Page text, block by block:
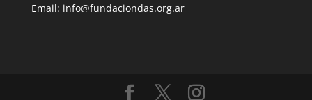
Email: info@fundaciondas.org.ar